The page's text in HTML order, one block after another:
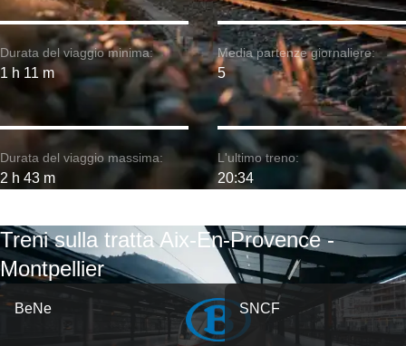
Durata del viaggio minima:
1 h 11 m
Durata del viaggio massima:
2 h 43 m
Media partenze giornaliere:
5
L'ultimo treno:
20:34
Treni sulla tratta Aix-En-Provence -
Montpellier
BeNe SNCF